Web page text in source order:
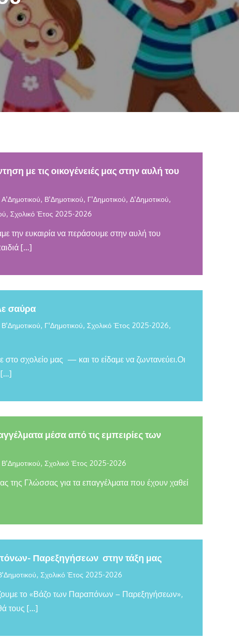
με τις οικογένειές μας στην αυλή του
Α'Δημοτικού, Β'Δημοτικού, Γ'Δημοτικού, Δ'Δημοτικού,
, Σχολικό Έτος 2025-2026
την ευκαιρία να περάσουμε στην αυλή του
[…]
σαύρα
Β'Δημοτικού, Γ'Δημοτικού, Σχολικό Έτος 2025-2026,
στο σχολείο μας — και το είδαμε να ζωντανεύει.Οι
[…]
μέσα από τις εμπειρίες των
Β'Δημοτικού, Σχολικό Έτος 2025-2026
της Γλώσσας για τα επαγγέλματα που έχουν χαθεί
Παρεξηγήσεων στην τάξη μας
, Σχολικό Έτος 2025-2026
το «Βάζο των Παραπόνων – Παρεξηγήσεων»,
τους […]